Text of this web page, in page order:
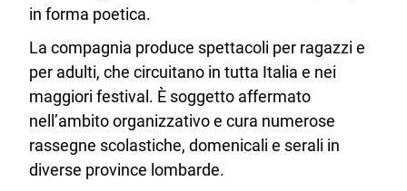
in forma poetica.
La compagnia produce spettacoli per ragazzi e
per adulti, che circuitano in tutta Italia e nei
maggiori festival. È soggetto affermato
nell’ambito organizzativo e cura numerose
rassegne scolastiche, domenicali e serali in
diverse province lombarde.